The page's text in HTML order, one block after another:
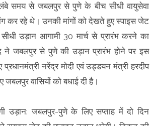
समय से जबलपुर से पुणे के बीच सीधी वायुसेवा
कर रहे थे। उनकी मांगों को देखते हुए स्पाइस जेट
उड़ान आगामी 30 मार्च से प्रारंभ करने का
ने जबलपुर से पुणे की उड़ान प्रारंभ होने पर इस
प्रधानमंत्री नरेंद्र मोदी एवं उड्डयन मंत्री हरदीप
जबलपुर वासियों को बधाई दी है।
उड़ान: जबलपुर-पुणे के लिए सप्ताह में दो दिन